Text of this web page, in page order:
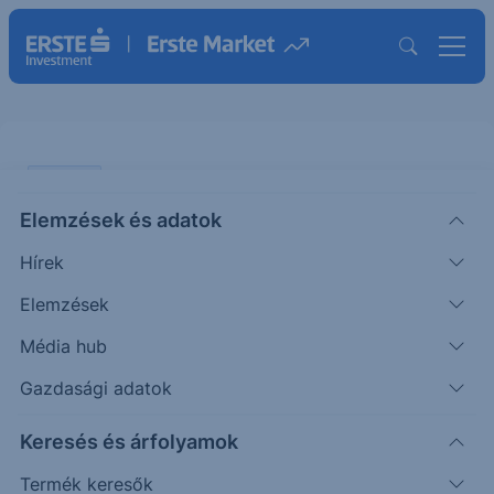
Elemzések és adatok
Hírek
Elemzések
Média hub
Gazdasági adatok
Keresés és árfolyamok
Termék keresők
költségnövekedés
A Magyar Telekom 2018. február 21-én délután
fogja publikálni negyedik negyedéves